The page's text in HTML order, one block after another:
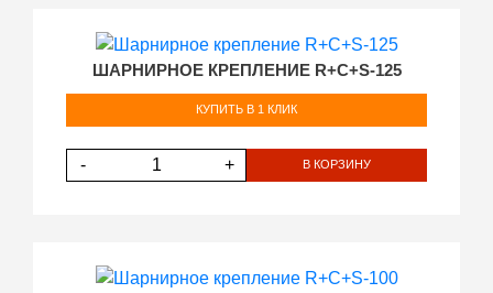
ШАРНИРНОЕ КРЕПЛЕНИЕ R+C+S-125
КУПИТЬ В 1 КЛИК
- + В КОРЗИНУ